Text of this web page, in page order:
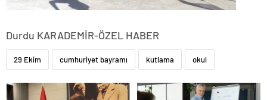
Durdu KARADEMİR-ÖZEL HABER
29 Ekim cumhuriyet bayramı kutlama okul